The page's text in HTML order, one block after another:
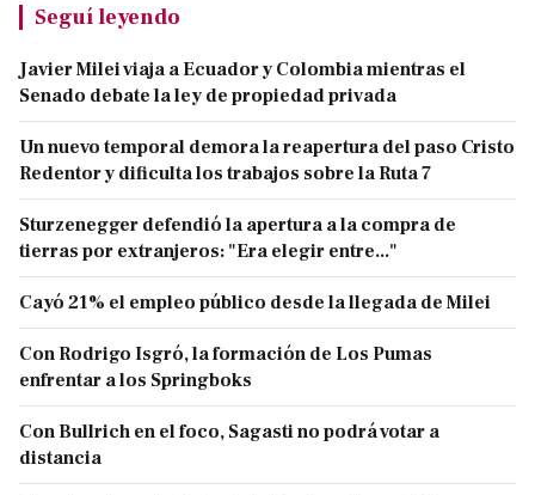
Seguí leyendo
Javier Milei viaja a Ecuador y Colombia mientras el
Senado debate la ley de propiedad privada
Un nuevo temporal demora la reapertura del paso Cristo
Redentor y dificulta los trabajos sobre la Ruta 7
Sturzenegger defendió la apertura a la compra de
tierras por extranjeros: "Era elegir entre..."
Cayó 21% el empleo público desde la llegada de Milei
Con Rodrigo Isgró, la formación de Los Pumas
enfrentar a los Springboks
Con Bullrich en el foco, Sagasti no podrá votar a
distancia